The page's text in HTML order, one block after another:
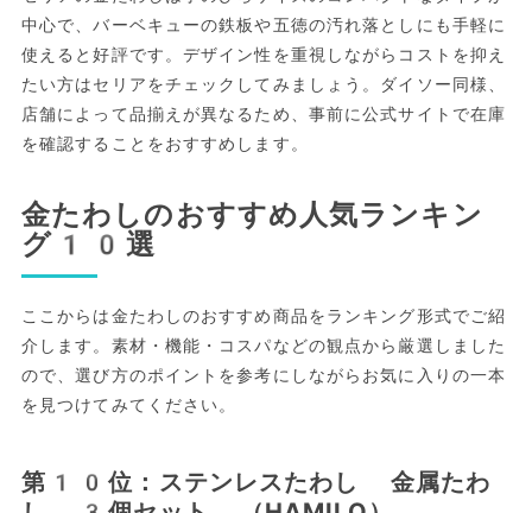
中心で、バーベキューの鉄板や五徳の汚れ落としにも手軽に
使えると好評です。デザイン性を重視しながらコストを抑え
たい方はセリアをチェックしてみましょう。ダイソー同様、
店舗によって品揃えが異なるため、事前に公式サイトで在庫
を確認することをおすすめします。
金たわしのおすすめ人気ランキン
グ10選
ここからは金たわしのおすすめ商品をランキング形式でご紹
介します。素材・機能・コスパなどの観点から厳選しました
ので、選び方のポイントを参考にしながらお気に入りの一本
を見つけてみてください。
第10位：ステンレスたわし 金属たわ